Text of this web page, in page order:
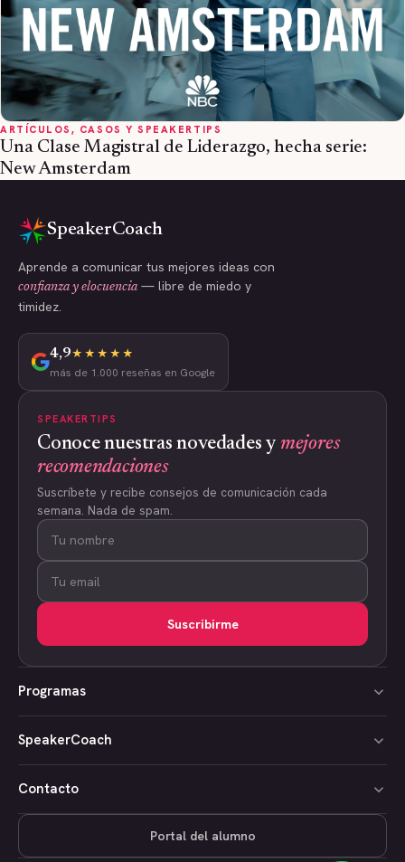
ARTÍCULOS, CASOS Y SPEAKERTIPS
Una Clase Magistral de Liderazgo, hecha serie:
New Amsterdam
SpeakerCoach
Aprende a comunicar tus mejores ideas con
confianza y elocuencia — libre de miedo y
timidez.
4,9★★★★★
más de 1.000 reseñas en Google
SPEAKERTIPS
Conoce nuestras novedades y mejores
recomendaciones
Suscríbete y recibe consejos de comunicación cada
semana. Nada de spam.
Suscribirme
Programas
SpeakerCoach
Contacto
Portal del alumno